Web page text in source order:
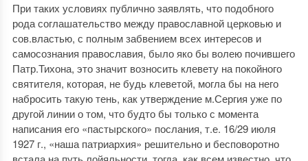
При таких условиях публично заявлять, что подобного
рода соглашательство между православной церковью и
сов.властью, с полным забвением всех интересов и
самосознания православия, было яко бы волею почившего
Патр.Тихона, это значит возносить клевету на покойного
святителя, которая, не будь клеветой, могла бы на него
набросить такую тень, как утверждение м.Сергия уже по
другой линии о том, что будто бы только с момента
написания его «пастырского» послания, т.е. 16/29 июля
1927 г., «наша патриархия» решительно и бесповоротно